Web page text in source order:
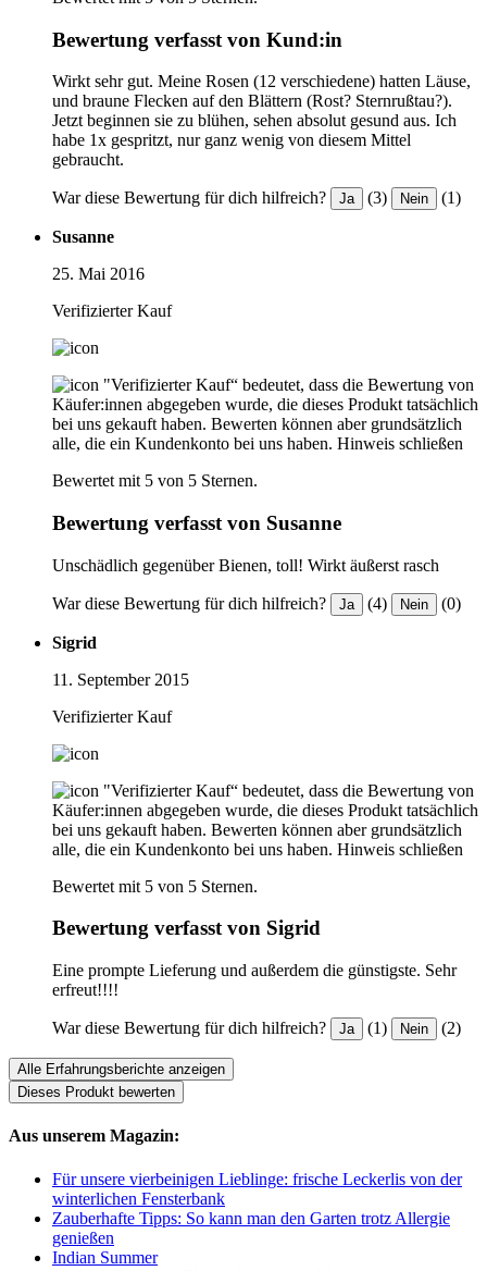
Bewertung verfasst von Kund:in
Wirkt sehr gut. Meine Rosen (12 verschiedene) hatten Läuse,
und braune Flecken auf den Blättern (Rost? Sternrußtau?).
Jetzt beginnen sie zu blühen, sehen absolut gesund aus. Ich
habe 1x gespritzt, nur ganz wenig von diesem Mittel
gebraucht.
War diese Bewertung für dich hilfreich? Ja (3) Nein (1)
Susanne
25. Mai 2016
Verifizierter Kauf
"Verifizierter Kauf“ bedeutet, dass die Bewertung von
Käufer:innen abgegeben wurde, die dieses Produkt tatsächlich
bei uns gekauft haben. Bewerten können aber grundsätzlich
alle, die ein Kundenkonto bei uns haben. Hinweis schließen
Bewertet mit 5 von 5 Sternen.
Bewertung verfasst von Susanne
Unschädlich gegenüber Bienen, toll! Wirkt äußerst rasch
War diese Bewertung für dich hilfreich? Ja (4) Nein (0)
Sigrid
11. September 2015
Verifizierter Kauf
"Verifizierter Kauf“ bedeutet, dass die Bewertung von
Käufer:innen abgegeben wurde, die dieses Produkt tatsächlich
bei uns gekauft haben. Bewerten können aber grundsätzlich
alle, die ein Kundenkonto bei uns haben. Hinweis schließen
Bewertet mit 5 von 5 Sternen.
Bewertung verfasst von Sigrid
Eine prompte Lieferung und außerdem die günstigste. Sehr
erfreut!!!!
War diese Bewertung für dich hilfreich? Ja (1) Nein (2)
Alle Erfahrungsberichte anzeigen
Dieses Produkt bewerten
Aus unserem Magazin:
Für unsere vierbeinigen Lieblinge: frische Leckerlis von der
winterlichen Fensterbank
Zauberhafte Tipps: So kann man den Garten trotz Allergie
genießen
Indian Summer